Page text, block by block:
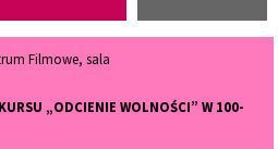
Filmowe, sala
„ODCIENIE WOLNOŚCI” W 100-